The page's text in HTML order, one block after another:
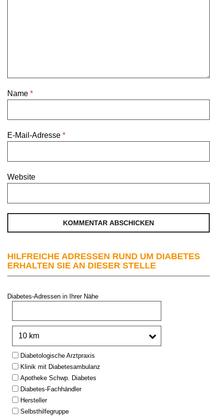
Name *
E-Mail-Adresse *
Website
HILFREICHE ADRESSEN RUND UM DIABETES
ERHALTEN SIE AN DIESER STELLE
Diabetes-Adressen in Ihrer Nähe
Type:Diabetologische Arztpraxis
Klinik mit Diabetesambulanz
Apotheke Schwp. Diabetes
Diabetes-Fachhändler
Hersteller
Selbsthilfegruppe